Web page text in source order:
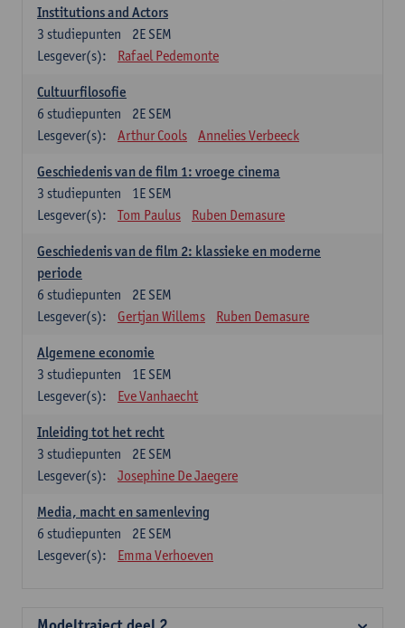
Institutions and Actors
2E SEM
3 studiepunten
Lesgever(s):
Rafael Pedemonte
Cultuurfilosofie
2E SEM
6 studiepunten
Lesgever(s):
Arthur Cools Annelies Verbeeck
Geschiedenis van de film 1: vroege cinema
1E SEM
3 studiepunten
Lesgever(s):
Tom Paulus Ruben Demasure
Geschiedenis van de film 2: klassieke en moderne
periode
2E SEM
6 studiepunten
Lesgever(s):
Gertjan Willems Ruben Demasure
Algemene economie
1E SEM
3 studiepunten
Lesgever(s):
Eve Vanhaecht
Inleiding tot het recht
2E SEM
3 studiepunten
Lesgever(s):
Josephine De Jaegere
Media, macht en samenleving
2E SEM
6 studiepunten
Lesgever(s):
Emma Verhoeven